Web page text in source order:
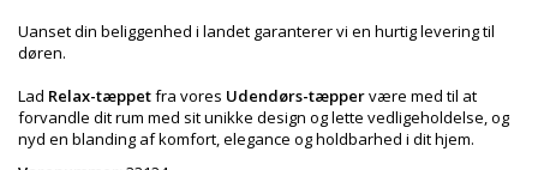
Uanset din beliggenhed i landet garanterer vi en hurtig levering til
døren.
Lad Relax-tæppetfra vores Udendørs-tæppervære med til at
forvandle dit rum med sit unikke design og lette vedligeholdelse, og
nyd en blanding af komfort, elegance og holdbarhed i dit hjem.